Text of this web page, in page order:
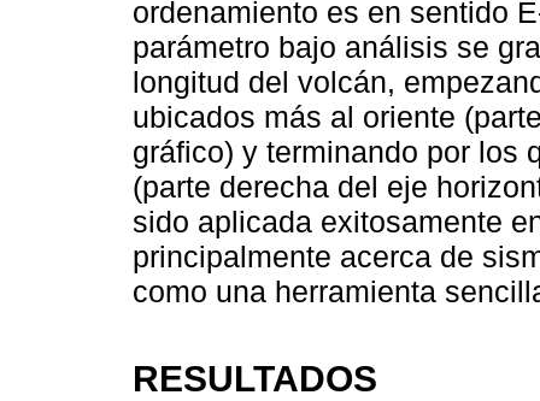
ordenamiento es en sentido
parámetro bajo análisis se
longitud del volcán,
ubicados más al oriente
gráfico) y terminando por los
(parte derecha del eje
sido aplicada exitosamente
principalmente acerca de
como una herramienta
RESULTADOS